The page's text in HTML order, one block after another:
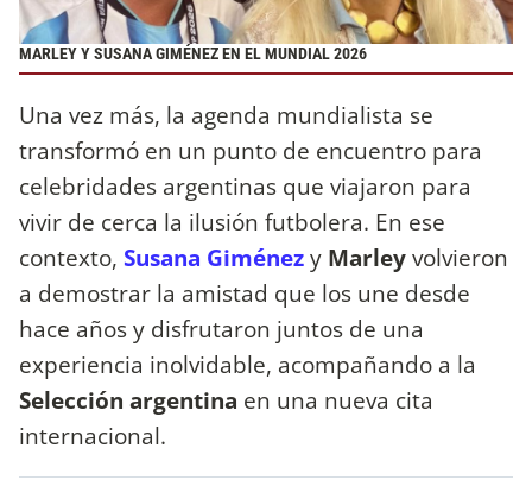
MARLEY Y SUSANA GIMÉNEZ EN EL MUNDIAL 2026
Una vez más, la agenda mundialista se
transformó en un punto de encuentro para
celebridades argentinas que viajaron para
vivir de cerca la ilusión futbolera. En ese
contexto, Susana Giménezy Marleyvolvieron
a demostrar la amistad que los une desde
hace años y disfrutaron juntos de una
experiencia inolvidable, acompañando a la
Selección argentina en una nueva cita
internacional.